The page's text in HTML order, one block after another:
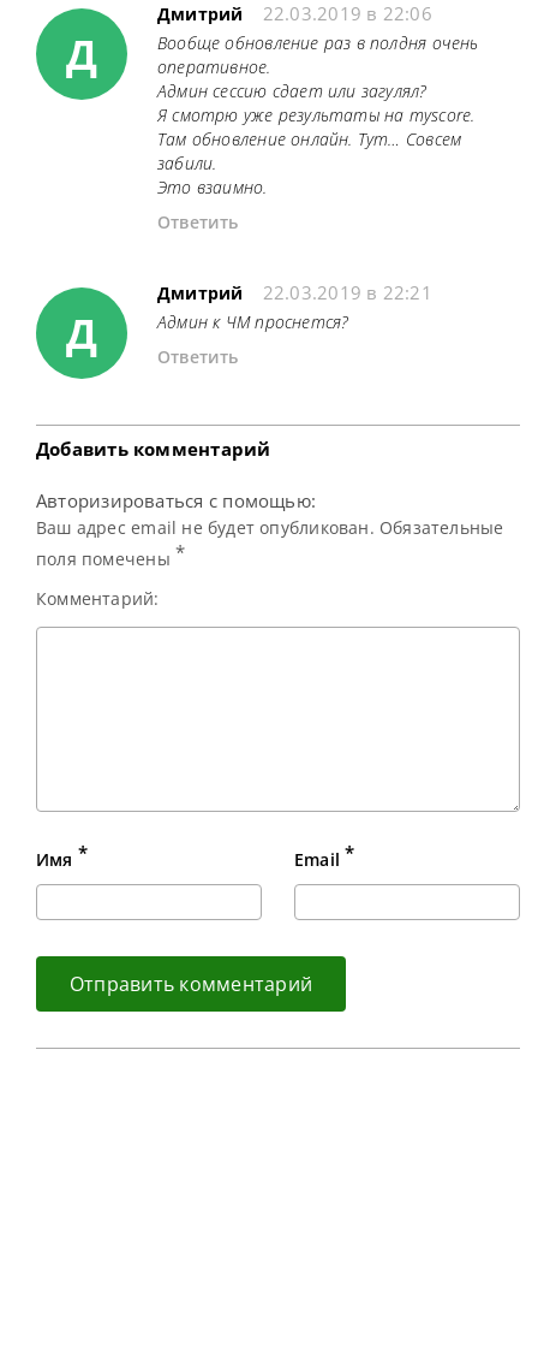
Д
Дмитрий 22.03.2019 в 22:06
Вообще обновление раз в полдня очень
оперативное.
Админ сессию сдает или загулял?
Я смотрю уже результаты на myscore.
Там обновление онлайн. Тут… Совсем
забили.
Это взаимно.
Ответить
Д
Дмитрий 22.03.2019 в 22:21
Админ к ЧМ проснется?
Ответить
Добавить комментарий
Авторизироваться с помощью:
Ваш адрес email не будет опубликован. Обязательные
поля помечены *
Комментарий:
Имя * Email *